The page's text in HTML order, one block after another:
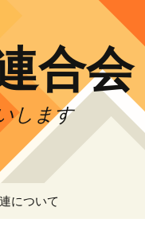
合会
します
について